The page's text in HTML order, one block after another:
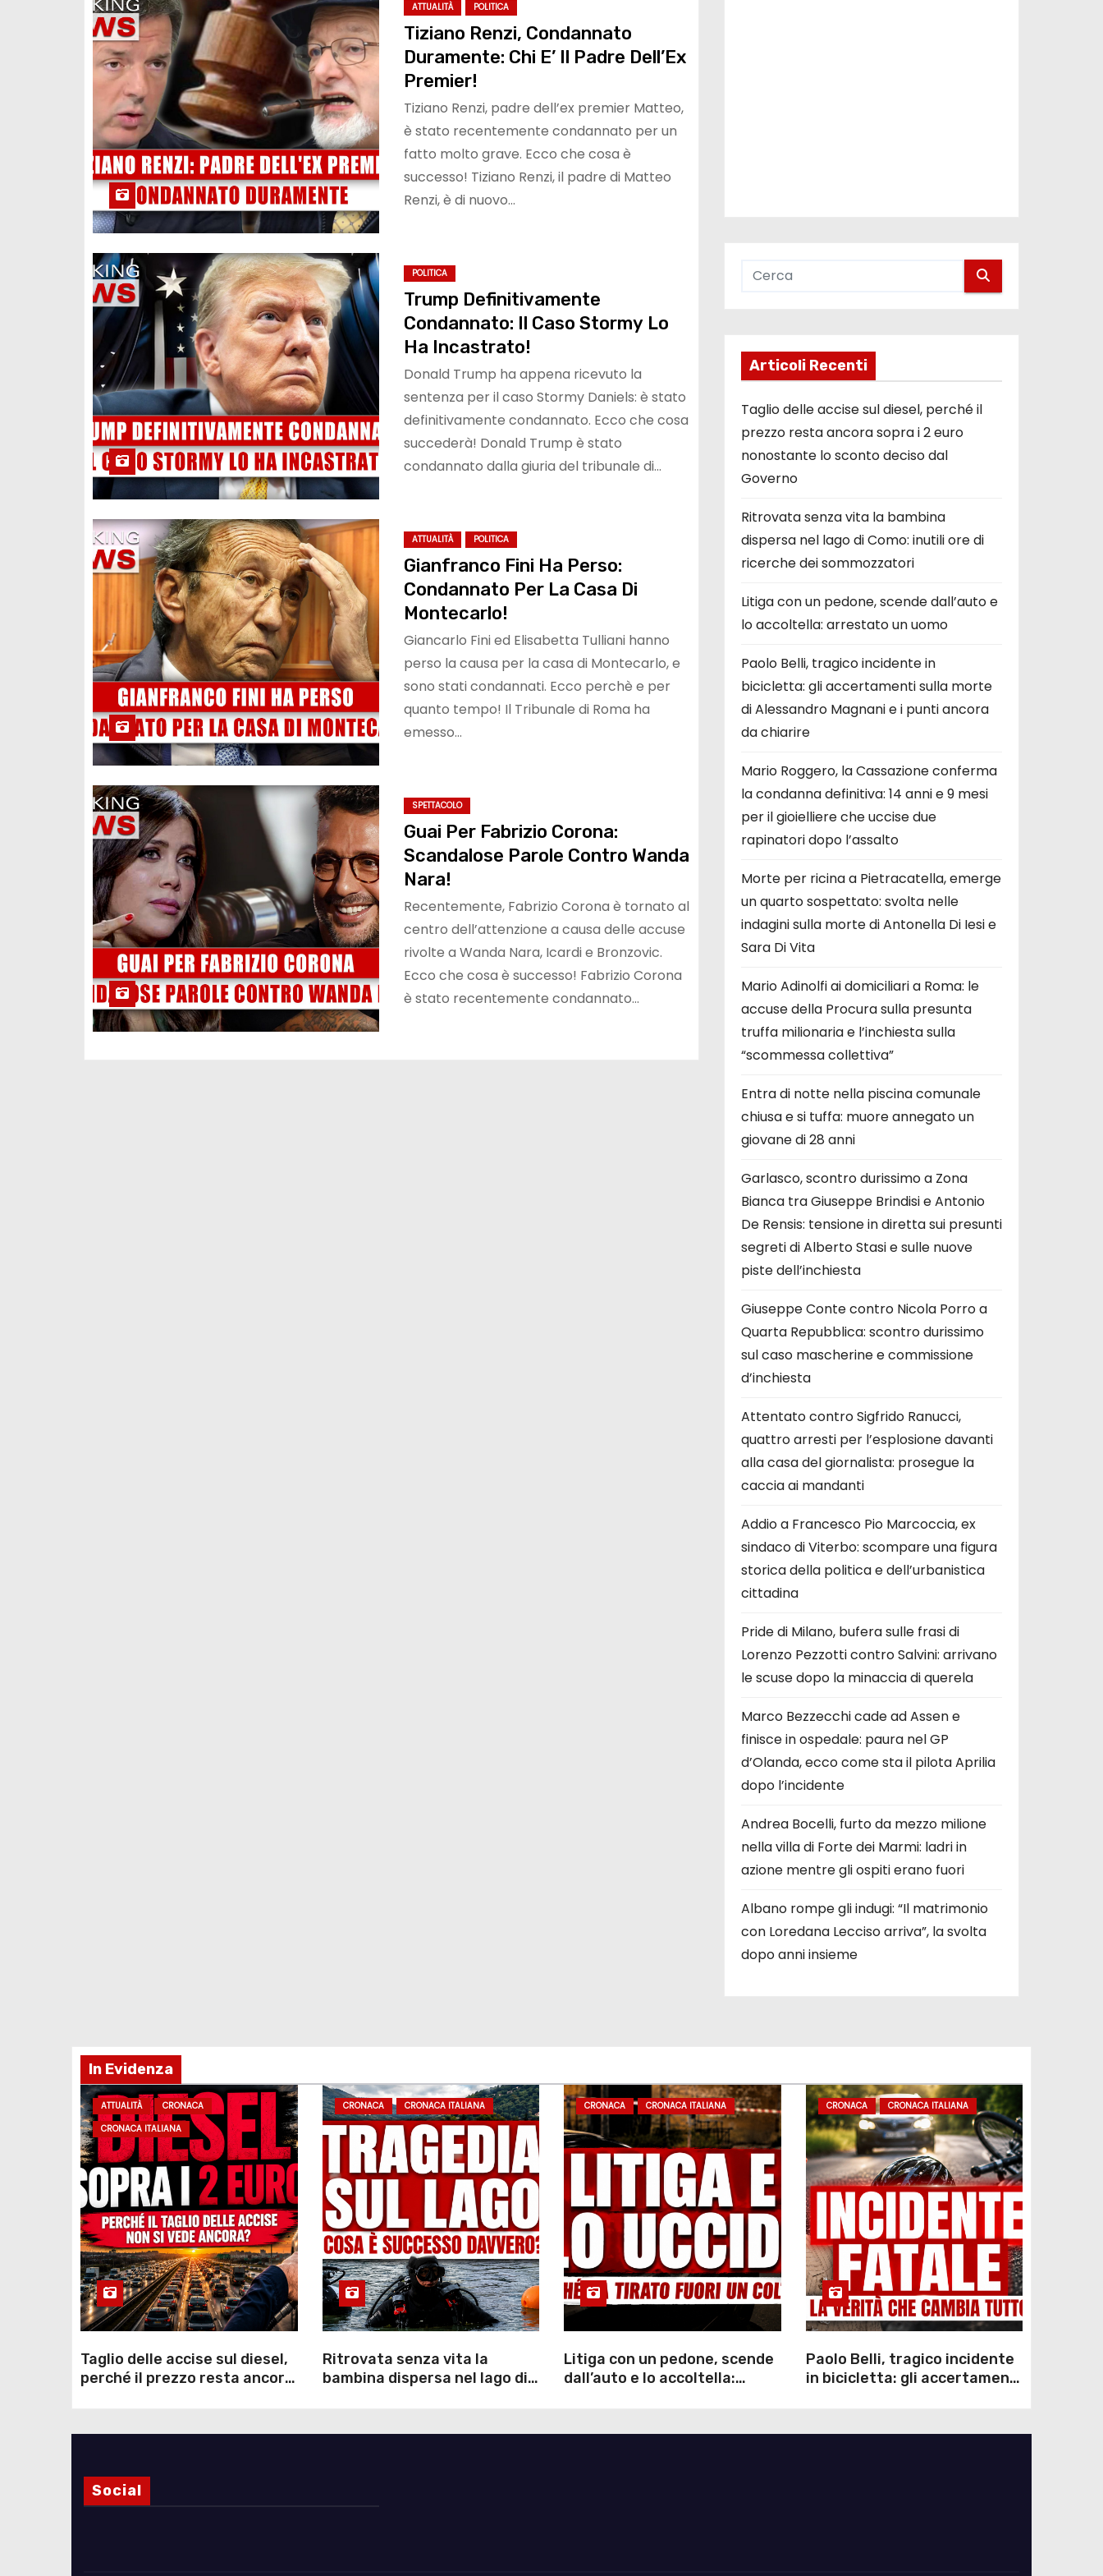
ATTUALITÀ POLITICA
Tiziano Renzi, Condannato
Duramente: Chi E’ Il Padre Dell’Ex
Premier!
Tiziano Renzi, padre dell’ex premier Matteo,
è stato recentemente condannato per un
fatto molto grave. Ecco che cosa è
successo! Tiziano Renzi, il padre di Matteo
Renzi, è di nuovo…
POLITICA
Trump Definitivamente
Condannato: Il Caso Stormy Lo
Ha Incastrato!
Donald Trump ha appena ricevuto la
sentenza per il caso Stormy Daniels: è stato
definitivamente condannato. Ecco che cosa
succederà! Donald Trump è stato
condannato dalla giuria del tribunale di…
ATTUALITÀ POLITICA
Gianfranco Fini Ha Perso:
Condannato Per La Casa Di
Montecarlo!
Giancarlo Fini ed Elisabetta Tulliani hanno
perso la causa per la casa di Montecarlo, e
sono stati condannati. Ecco perchè e per
quanto tempo! Il Tribunale di Roma ha
emesso…
SPETTACOLO
Guai Per Fabrizio Corona:
Scandalose Parole Contro Wanda
Nara!
Recentemente, Fabrizio Corona è tornato al
centro dell’attenzione a causa delle accuse
rivolte a Wanda Nara, Icardi e Bronzovic.
Ecco che cosa è successo! Fabrizio Corona
è stato recentemente condannato…
Articoli Recenti
Taglio delle accise sul diesel, perché il
prezzo resta ancora sopra i 2 euro
nonostante lo sconto deciso dal
Governo
Ritrovata senza vita la bambina
dispersa nel lago di Como: inutili ore di
ricerche dei sommozzatori
Litiga con un pedone, scende dall’auto e
lo accoltella: arrestato un uomo
Paolo Belli, tragico incidente in
bicicletta: gli accertamenti sulla morte
di Alessandro Magnani e i punti ancora
da chiarire
Mario Roggero, la Cassazione conferma
la condanna definitiva: 14 anni e 9 mesi
per il gioielliere che uccise due
rapinatori dopo l’assalto
Morte per ricina a Pietracatella, emerge
un quarto sospettato: svolta nelle
indagini sulla morte di Antonella Di Iesi e
Sara Di Vita
Mario Adinolfi ai domiciliari a Roma: le
accuse della Procura sulla presunta
truffa milionaria e l’inchiesta sulla
“scommessa collettiva”
Entra di notte nella piscina comunale
chiusa e si tuffa: muore annegato un
giovane di 28 anni
Garlasco, scontro durissimo a Zona
Bianca tra Giuseppe Brindisi e Antonio
De Rensis: tensione in diretta sui presunti
segreti di Alberto Stasi e sulle nuove
piste dell’inchiesta
Giuseppe Conte contro Nicola Porro a
Quarta Repubblica: scontro durissimo
sul caso mascherine e commissione
d’inchiesta
Attentato contro Sigfrido Ranucci,
quattro arresti per l’esplosione davanti
alla casa del giornalista: prosegue la
caccia ai mandanti
Addio a Francesco Pio Marcoccia, ex
sindaco di Viterbo: scompare una figura
storica della politica e dell’urbanistica
cittadina
Pride di Milano, bufera sulle frasi di
Lorenzo Pezzotti contro Salvini: arrivano
le scuse dopo la minaccia di querela
Marco Bezzecchi cade ad Assen e
finisce in ospedale: paura nel GP
d’Olanda, ecco come sta il pilota Aprilia
dopo l’incidente
Andrea Bocelli, furto da mezzo milione
nella villa di Forte dei Marmi: ladri in
azione mentre gli ospiti erano fuori
Albano rompe gli indugi: “Il matrimonio
con Loredana Lecciso arriva”, la svolta
dopo anni insieme
In Evidenza
ATTUALITÀ
CRONACA
CRONACA ITALIANA
Taglio delle accise sul diesel,
perché il prezzo resta ancora
CRONACA CRONACA ITALIANA
Ritrovata senza vita la
bambina dispersa nel lago di
CRONACA CRONACA ITALIANA
Litiga con un pedone, scende
dall’auto e lo accoltella:
CRONACA CRONACA ITALIANA
Paolo Belli, tragico incidente
in bicicletta: gli accertamenti
chiarire
Social